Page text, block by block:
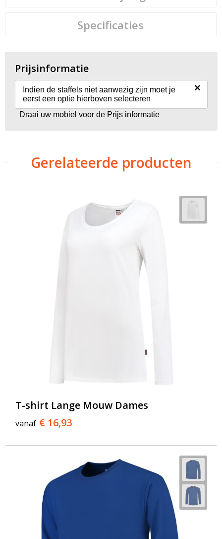
Specificaties
Prijsinformatie
Indien de staffels niet aanwezig zijn moet je
eerst een optie hierboven selecteren
×
Draai uw mobiel voor de Prijs informatie
Gerelateerde producten
T-shirt Lange Mouw Dames
vanaf € 16,93